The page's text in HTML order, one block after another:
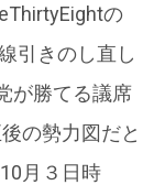
の
引きのし直し
が勝てる議席
の勢力図だと
月３日時